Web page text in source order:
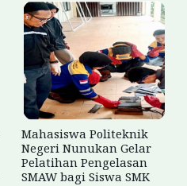
Mahasiswa Politeknik
Negeri Nunukan Gelar
Pelatihan Pengelasan
SMAW bagi Siswa SMK